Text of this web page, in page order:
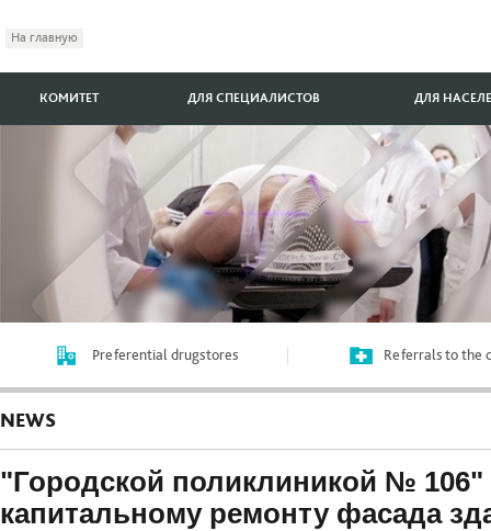
На главную
КОМИТЕТ ДЛЯ СПЕЦИАЛИСТОВ ДЛЯ
Preferential drugstores Referrals to the
NEWS
"Городской поликлиникой № 106"
капитальному ремонту фасада